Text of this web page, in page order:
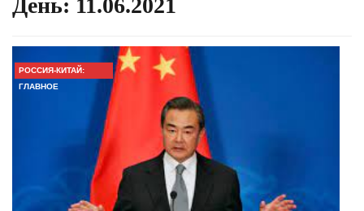
День: 11.06.2021
РОССИЯ-КИТАЙ:
ГЛАВНОЕ